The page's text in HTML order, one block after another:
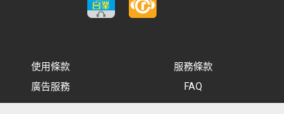
使用條款 服務條款
廣告服務 FAQ